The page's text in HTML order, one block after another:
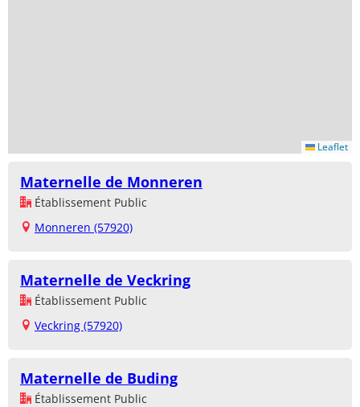
Leaflet
Maternelle de Monneren
Établissement Public
Monneren (57920)
Maternelle de Veckring
Établissement Public
Veckring (57920)
Maternelle de Buding
Établissement Public